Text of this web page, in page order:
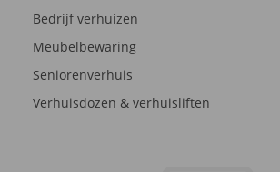
Bedrijf verhuizen
Meubelbewaring
Seniorenverhuis
Verhuisdozen & verhuisliften